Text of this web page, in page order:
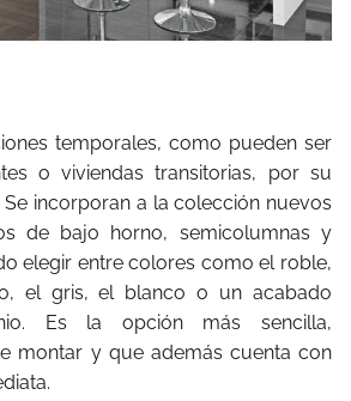
temporales, como pueden ser
o viviendas transitorias, por su
incorporan a la colección nuevos
de bajo horno, semicolumnas y
elegir entre colores como el roble,
el gris, el blanco o un acabado
Es la opción más sencilla,
montar y que además cuenta con